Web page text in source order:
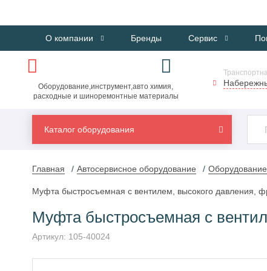
О компании Бренды Сервис
Оборудование,инструмент,авто химия,
расходные и шиноремонтные материалы
Каталог оборудования
Главная Автосервисное оборудование
Муфта быстросъемная с вентилем, высокого давления,
Муфта быстросъемная с
Артикул: 105-40024